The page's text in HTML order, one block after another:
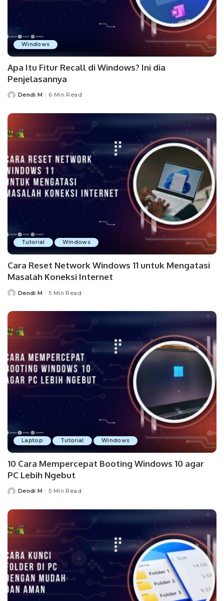
Windows
Apa Itu Fitur Recall di Windows? Ini dia
Penjelasannya
PostedDendi M 6 Min Read
Tutorial Windows
Cara Reset Network Windows 11 untuk Mengatasi
Masalah Koneksi Internet
PostedDendi M 5 Min Read
Laptop Tutorial Windows
10 Cara Mempercepat Booting Windows 10 agar
PC Lebih Ngebut
PostedDendi M 5 Min Read